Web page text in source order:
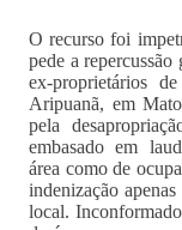
O recurso foi
pede a
ex-proprietários
Aripuanã, em
pela
embasado em
área como de
indenização
local.